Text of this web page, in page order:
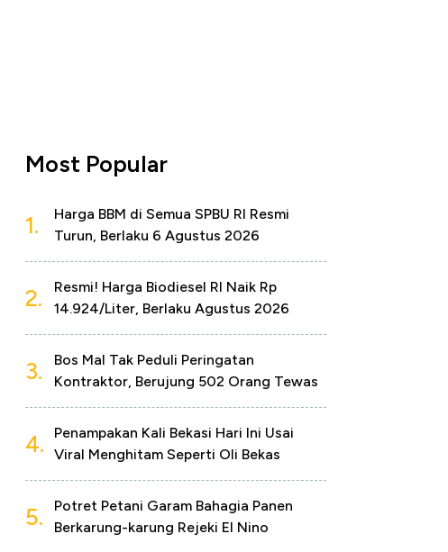
Most Popular
1.
Harga BBM di Semua SPBU RI Resmi
Turun, Berlaku 6 Agustus 2026
2.
Resmi! Harga Biodiesel RI Naik Rp
14.924/Liter, Berlaku Agustus 2026
3.
Bos Mal Tak Peduli Peringatan
Kontraktor, Berujung 502 Orang Tewas
4.
Penampakan Kali Bekasi Hari Ini Usai
Viral Menghitam Seperti Oli Bekas
5.
Potret Petani Garam Bahagia Panen
Berkarung-karung Rejeki El Nino